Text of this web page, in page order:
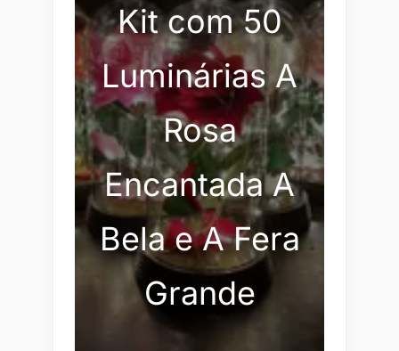
Kit com 50
Luminárias A
Rosa
Encantada A
Bela e A Fera
Grande